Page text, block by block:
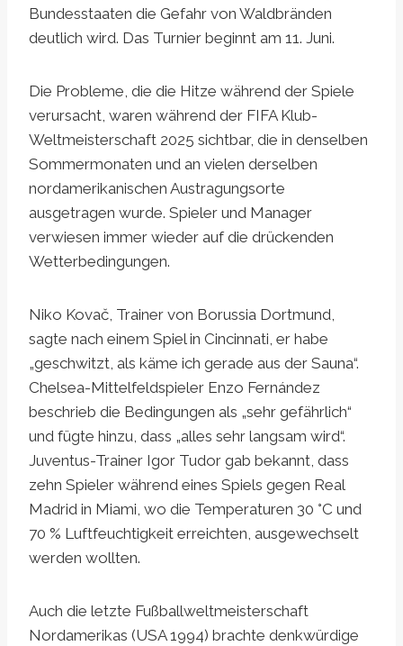
Bundesstaaten die Gefahr von Waldbränden
deutlich wird. Das Turnier beginnt am 11. Juni.
Die Probleme, die die Hitze während der Spiele
verursacht, waren während der FIFA Klub-
Weltmeisterschaft 2025 sichtbar, die in denselben
Sommermonaten und an vielen derselben
nordamerikanischen Austragungsorte
ausgetragen wurde. Spieler und Manager
verwiesen immer wieder auf die drückenden
Wetterbedingungen.
Niko Kovač, Trainer von Borussia Dortmund,
sagte nach einem Spiel in Cincinnati, er habe
„geschwitzt, als käme ich gerade aus der Sauna“.
Chelsea-Mittelfeldspieler Enzo Fernández
beschrieb die Bedingungen als „sehr gefährlich“
und fügte hinzu, dass „alles sehr langsam wird“.
Juventus-Trainer Igor Tudor gab bekannt, dass
zehn Spieler während eines Spiels gegen Real
Madrid in Miami, wo die Temperaturen 30 °C und
70 % Luftfeuchtigkeit erreichten, ausgewechselt
werden wollten.
Auch die letzte Fußballweltmeisterschaft
Nordamerikas (USA 1994) brachte denkwürdige